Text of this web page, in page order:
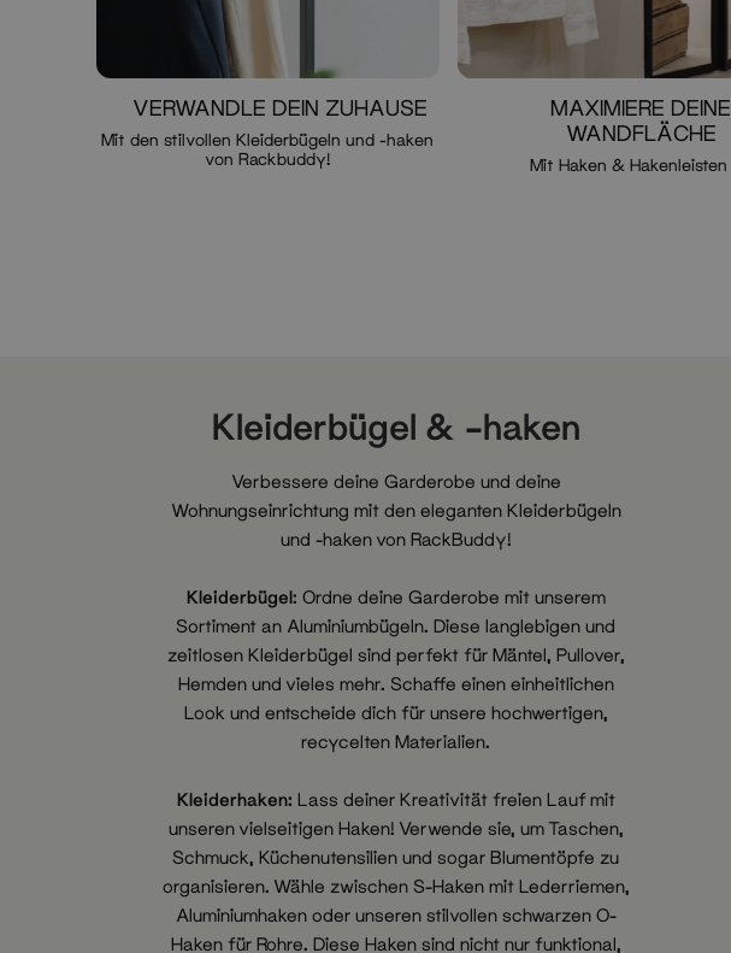
Mit den stilvollen Kleiderbügeln und -haken
von Rackbuddy!
VERWANDLE DEIN ZUHAUSE
Mit Haken & Hakenleisten
MAXIMIERE DEINE
WANDFLÄCHE
Kleiderbügel & -haken
Verbessere deine Garderobe und deine
Wohnungseinrichtung mit den eleganten Kleiderbügeln
und -haken von RackBuddy!
Kleiderbügel: Ordne deine Garderobe mit unserem
Sortiment an Aluminiumbügeln. Diese langlebigen und
zeitlosen Kleiderbügel sind perfekt für Mäntel, Pullover,
Hemden und vieles mehr. Schaffe einen einheitlichen
Look und entscheide dich für unsere hochwertigen,
recycelten Materialien.
Kleiderhaken: Lass deiner Kreativität freien Lauf mit
unseren vielseitigen Haken! Verwende sie, um Taschen,
Schmuck, Küchenutensilien und sogar Blumentöpfe zu
organisieren. Wähle zwischen S-Haken mit Lederriemen,
Aluminiumhaken oder unseren stilvollen schwarzen O-
Haken für Rohre. Diese Haken sind nicht nur funktional,